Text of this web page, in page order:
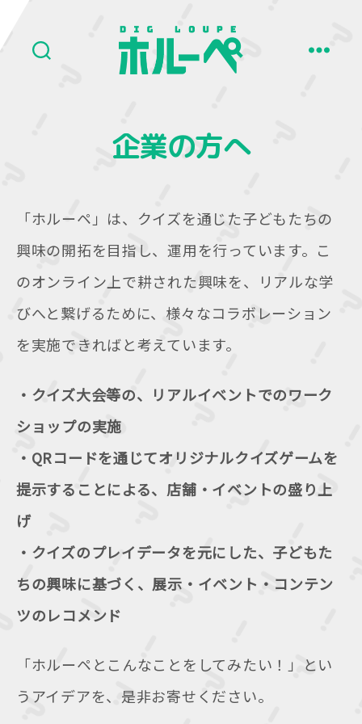
ペ
企業の方へ
「ホルーペ」は、クイズを通じた子どもたちの
興味の開拓を目指し、運用を行っています。こ
のオンライン上で耕された興味を、リアルな学
びへと繋げるために、様々なコラボレーション
を実施できればと考えています。
・クイズ大会等の、リアルイベントでのワーク
ショップの実施
・QRコードを通じてオリジナルクイズゲームを
提示することによる、店舗・イベントの盛り上
げ
・クイズのプレイデータを元にした、子どもた
ちの興味に基づく、展示・イベント・コンテン
ツのレコメンド
「ホルーペとこんなことをしてみたい！」とい
うアイデアを、是非お寄せください。